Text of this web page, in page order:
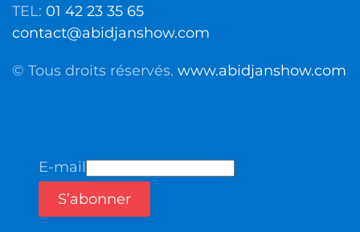
TEL: 01 42 23 35 65
contact@abidjanshow.com
© Tous droits réservés. www.abidjanshow.com
E-mail
S’abonner